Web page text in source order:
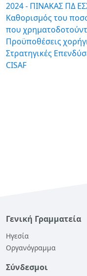
2024 - ΠΙΝΑΚΑΣ ΠΔ
Καθορισμός του
που
Προϋποθέσεις
Στρατηγικές
CISAF
Γενική Γραμματεία
Ηγεσία
Οργανόγραμμα
Σύνδεσμοι